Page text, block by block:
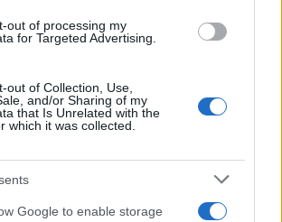
out of processing my
for Targeted Advertising.
out of Collection, Use,
and/or Sharing of my
that Is Unrelated with the
which it was collected.
Google to enable storage
leggere